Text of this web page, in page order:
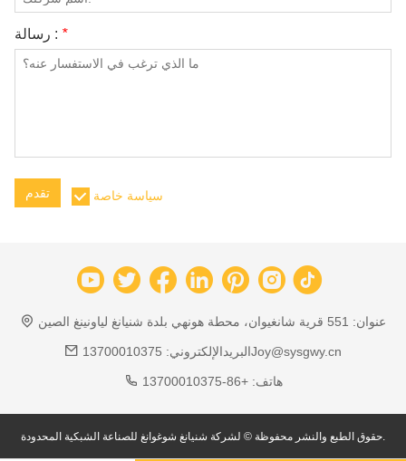
رسالة : *
تقدم سياسة خاصة
عنوان: 551 قرية شانغيوان، محطة هونهي بلدة شنيانغ لياونينغ الصين
البريدالإلكتروني:13700010375Joy@sysgwy.cn
هاتف: +86-13700010375
حقوق الطبع والنشر محفوظة © لشركة شنيانغ شوغوانغ للصناعة الشبكية المحدودة.